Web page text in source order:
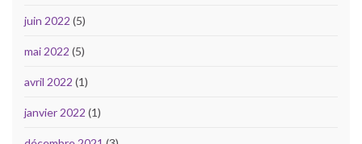
juin 2022 (5)
mai 2022 (5)
avril 2022 (1)
janvier 2022 (1)